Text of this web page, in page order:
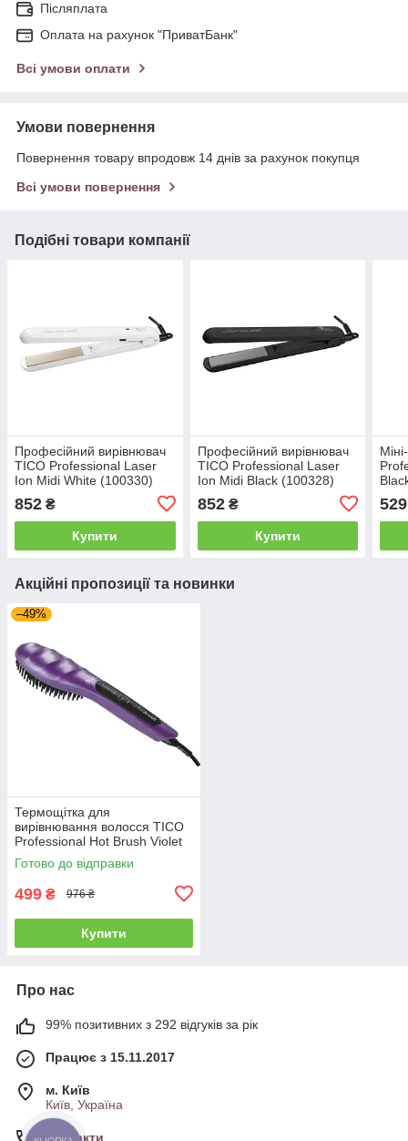
Післяплата
Оплата на рахунок "ПриватБанк"
Всі умови оплати
Умови повернення
Повернення товару впродовж 14 днів за рахунок покупця
Всі умови повернення
Подібні товари компанії
Професійний вирівнювач
TICO Professional Laser
Ion Midi White (100330)
852 ₴
Купити
Професійний вирівнювач
TICO Professional Laser
Ion Midi Black (100328)
852₴
Купити
529
Акційні пропозиції та новинки
–49%
Термощітка для
вирівнювання волосся TICO
Professional Hot Brush Violet
(100208V)
Готово до відправки
499 ₴ 976 ₴
Купити
Про нас
99% позитивних з 292 відгуків за рік
Працює з 15.11.2017
м. Київ
Київ, Україна
Контакти